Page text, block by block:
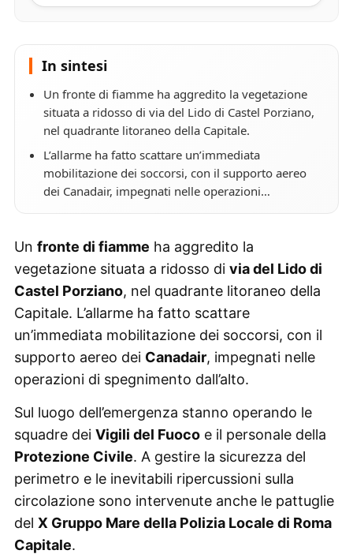
In sintesi
Un fronte di fiamme ha aggredito la vegetazione
situata a ridosso di via del Lido di Castel Porziano,
nel quadrante litoraneo della Capitale.
L’allarme ha fatto scattare un’immediata
mobilitazione dei soccorsi, con il supporto aereo
dei Canadair, impegnati nelle operazioni…
Un fronte di fiamme ha aggredito la
vegetazione situata a ridosso di via del Lido di
Castel Porziano, nel quadrante litoraneo della
Capitale. L’allarme ha fatto scattare
un’immediata mobilitazione dei soccorsi, con il
supporto aereo dei Canadair, impegnati nelle
operazioni di spegnimento dall’alto.
Sul luogo dell’emergenza stanno operando le
squadre dei Vigili del Fuocoe il personale della
Protezione Civile. A gestire la sicurezza del
perimetro e le inevitabili ripercussioni sulla
circolazione sono intervenute anche le pattuglie
del X Gruppo Mare della Polizia Locale di Roma
Capitale.